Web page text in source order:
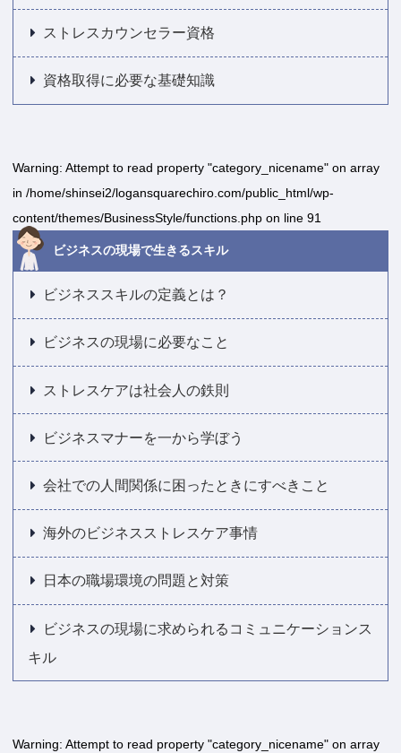
ストレスカウンセラー資格
資格取得に必要な基礎知識
Warning: Attempt to read property "category_nicename" on array
in /home/shinsei2/logansquarechiro.com/public_html/wp-
content/themes/BusinessStyle/functions.php on line 91
ビジネスの現場で生きるスキル
ビジネススキルの定義とは？
ビジネスの現場に必要なこと
ストレスケアは社会人の鉄則
ビジネスマナーを一から学ぼう
会社での人間関係に困ったときにすべきこと
海外のビジネスストレスケア事情
日本の職場環境の問題と対策
ビジネスの現場に求められるコミュニケーションス
キル
Warning: Attempt to read property "category_nicename" on array